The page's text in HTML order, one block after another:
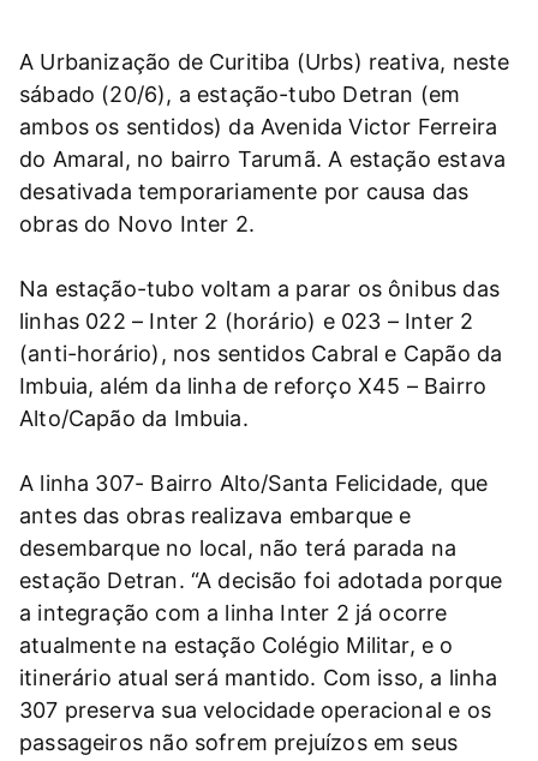
A Urbanização de Curitiba (Urbs) reativa, neste
sábado (20/6), a estação-tubo Detran (em
ambos os sentidos) da Avenida Victor Ferreira
do Amaral, no bairro Tarumã. A estação estava
desativada temporariamente por causa das
obras do Novo Inter 2.
Na estação-tubo voltam a parar os ônibus das
linhas 022 – Inter 2 (horário) e 023 – Inter 2
(anti-horário), nos sentidos Cabral e Capão da
Imbuia, além da linha de reforço X45 – Bairro
Alto/Capão da Imbuia.
A linha 307- Bairro Alto/Santa Felicidade, que
antes das obras realizava embarque e
desembarque no local, não terá parada na
estação Detran. “A decisão foi adotada porque
a integração com a linha Inter 2 já ocorre
atualmente na estação Colégio Militar, e o
itinerário atual será mantido. Com isso, a linha
307 preserva sua velocidade operacional e os
passageiros não sofrem prejuízos em seus